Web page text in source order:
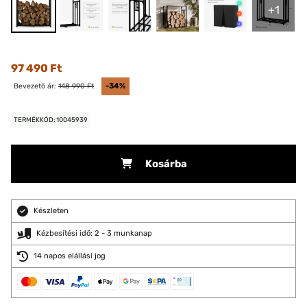
+1
97 490 Ft
Bevezető ár: 148 990 Ft -34%
TERMÉKKÓD: 10045939
Kosárba
Készleten
Kézbesítési idő: 2 - 3 munkanap
14 napos elállási jog